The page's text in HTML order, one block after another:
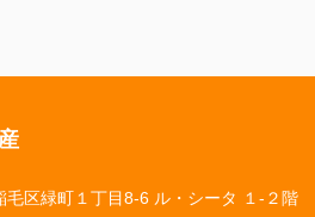
毛区緑町１丁目8-6 ル・シータ １-２階